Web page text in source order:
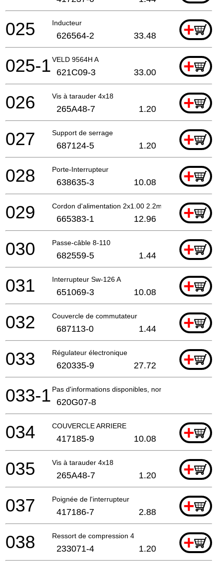
Inducteur +
025 626564-2 33.48
VELD 9564H A +
025-1 621C09-3 33.00
Vis à tarauder 4x18 +
026 265A48-7 1.20
Support de serrage +
027 687124-5 1.20
Porte-Interrupteur +
028 638635-3 10.08
Cordon d'alimentation 2x1.00 2.2mtr +
029 665383-1 12.96
Passe-câble 8-110 +
030 682559-5 1.44
Interrupteur Sw-126 A +
031 651069-3 10.08
Couvercle de commutateur +
032 687113-0 1.44
Régulateur électronique +
033 620335-9 27.72
Pas d'informations disponibles, non commandable
033-1 620G07-8
COUVERCLE ARRIERE +
034 417185-9 10.08
Vis à tarauder 4x18 +
035 265A48-7 1.20
Poignée de l'interrupteur +
037 417186-7 2.88
Ressort de compression 4 +
038 233071-4 1.20